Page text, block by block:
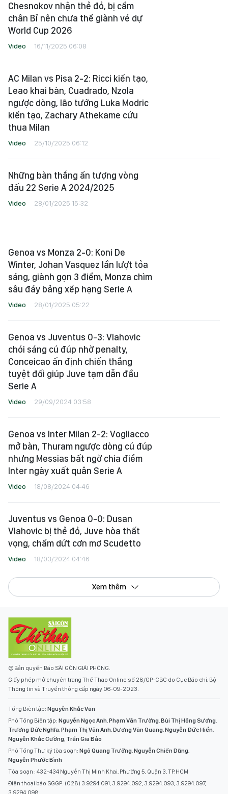
Chesnokov nhận thẻ đỏ, bị cầm
chân Bỉ nên chưa thể giành vé dự
World Cup 2026
Video 16/11/2025 06:08
AC Milan vs Pisa 2-2: Ricci kiến tạo,
Leao khai bàn, Cuadrado, Nzola
ngược dòng, lão tướng Luka Modric
kiến tạo, Zachary Athekame cứu
thua Milan
Video 25/10/2025 06:12
Những bàn thắng ấn tượng vòng
đấu 22 Serie A 2024/2025
Video 28/01/2025 15:32
Genoa vs Monza 2-0: Koni De
Winter, Johan Vasquez lần lượt tỏa
sáng, giành gọn 3 điểm, Monza chìm
sâu đáy bảng xếp hạng Serie A
Video 28/01/2025 05:22
Genoa vs Juventus 0-3: Vlahovic
chói sáng cú đúp nhờ penalty,
Conceicao ấn định chiến thắng
tuyệt đối giúp Juve tạm dẫn đầu
Serie A
Video 29/09/2024 03:58
Genoa vs Inter Milan 2-2: Vogliacco
mở bàn, Thuram ngược dòng cú đúp
nhưng Messias bất ngờ chia điểm
Inter ngày xuất quân Serie A
Video 18/08/2024 04:46
Juventus vs Genoa 0-0: Dusan
Vlahovic bị thẻ đỏ, Juve hòa thất
vọng, chấm dứt cơn mơ Scudetto
Video 18/03/2024 04:46
Xem thêm
© Bản quyền Báo SÀI GÒN GIẢI PHÓNG.
Giấy phép mở chuyên trang Thể Thao Online số 28/GP-CBC do Cục Báo chí, Bộ
Thông tin và Truyền thông cấp ngày 06-09-2023.
Tổng Biên tập: Nguyễn Khắc Văn
Phó Tổng Biên tập: Nguyễn Ngọc Anh,Phạm Văn Trường,Bùi Thị Hồng Sương,
Trương Đức Nghĩa,Phạm Thị Vân Anh,Dương Văn Quang,Nguyễn Đức Hiển,
Nguyễn Khắc Cường, Trần Gia Bảo
Phó Tổng Thư ký tòa soạn: Ngô Quang Trưởng,Nguyễn Chiến Dũng,
Nguyễn Phước Bình
Tòa soạn : 432-434 Nguyễn Thị Minh Khai, Phường 5, Quận 3, TP.HCM
Điện thoại báo SGGP: (028) 3.9294.091, 3.9294.092, 3.9294.093, 3.9294.097,
3.9294.098